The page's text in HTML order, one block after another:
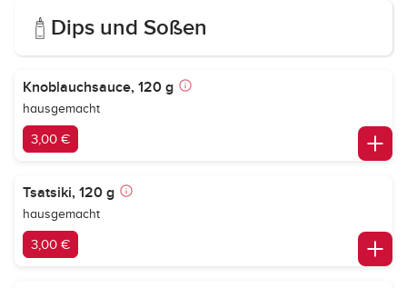
Dips und Soßen
Knoblauchsauce, 120 g
hausgemacht
3,00 €
Tsatsiki, 120 g
hausgemacht
3,00 €